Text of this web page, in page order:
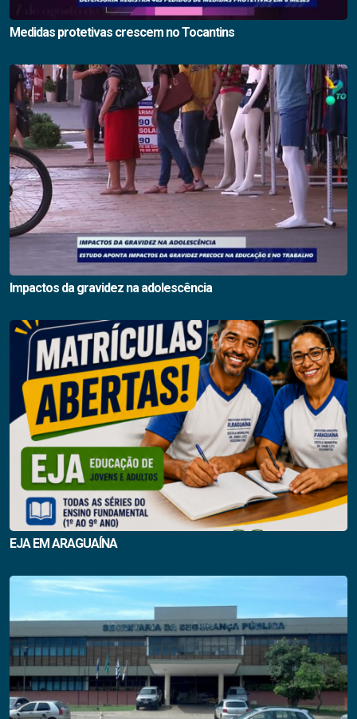
Medidas protetivas crescem no Tocantins
Impactos da gravidez na adolescência
EJA EM ARAGUAÍNA